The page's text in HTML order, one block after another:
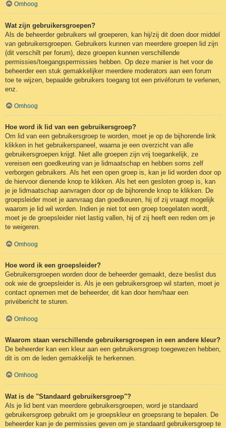
Omhoog
Wat zijn gebruikersgroepen?
Als de beheerder gebruikers wil groeperen, kan hij/zij dit doen door middel
van gebruikersgroepen. Gebruikers kunnen van meerdere groepen lid zijn
(dit verschilt per forum), deze groepen kunnen verschillende
permissies/toegangspermissies hebben. Op deze manier is het voor de
beheerder een stuk gemakkelijker meerdere moderators aan een forum
toe te wijzen, bepaalde gebruikers toegang tot een privéforum te verlenen,
enz.
Omhoog
Hoe word ik lid van een gebruikersgroep?
Om lid van een gebruikersgroep te worden, moet je op de bijhorende link
klikken in het gebruikerspaneel, waarna je een overzicht van alle
gebruikersgroepen krijgt. Niet alle groepen zijn vrij toegankelijk, ze
vereisen een goedkeuring van je lidmaatschap en hebben soms zelf
verborgen gebruikers. Als het een open groep is, kan je lid worden door op
de hiervoor dienende knop te klikken. Als het een gesloten groep is, kan
je je lidmaatschap aanvragen door op de bijhorende knop te klikken. De
groepsleider moet je aanvraag dan goedkeuren, hij of zij vraagt mogelijk
waarom je lid wil worden. Indien je niet tot een groep toegelaten wordt,
moet je de groepsleider niet lastig vallen, hij of zij heeft een reden om je
te weigeren.
Omhoog
Hoe word ik een groepsleider?
Gebruikersgroepen worden door de beheerder gemaakt, deze beslist dus
ook wie de groepsleider is. Als je een gebruikersgroep wil starten, moet je
contact opnemen met de beheerder, dit kan door hem/haar een
privébericht te sturen.
Omhoog
Waarom staan verschillende gebruikersgroepen in een andere kleur?
De beheerder kan een kleur aan een gebruikersgroep toegewezen hebben,
dit is om de leden gemakkelijk te herkennen.
Omhoog
Wat is de "Standaard gebruikersgroep"?
Als je lid bent van meerdere gebruikersgroepen, word je standaard
gebruikersgroep gebruikt om je groepskleur en groepsrang te bepalen. De
beheerder kan je de permissies geven om je standaard gebruikersgroep te